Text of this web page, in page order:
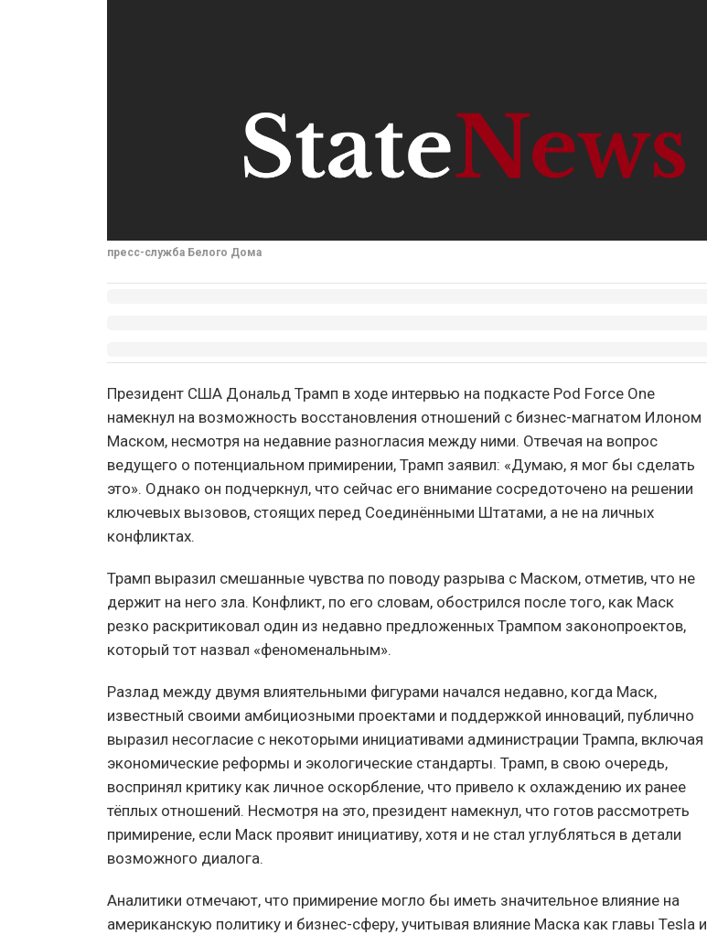
пресс-служба Белого Дома
Президент США Дональд Трамп в ходе интервью на подкасте Pod Force One
намекнул на возможность восстановления отношений с бизнес-магнатом Илоном
Маском, несмотря на недавние разногласия между ними. Отвечая на вопрос
ведущего о потенциальном примирении, Трамп заявил: «Думаю, я мог бы сделать
это». Однако он подчеркнул, что сейчас его внимание сосредоточено на решении
ключевых вызовов, стоящих перед Соединёнными Штатами, а не на личных
конфликтах.
Трамп выразил смешанные чувства по поводу разрыва с Маском, отметив, что не
держит на него зла. Конфликт, по его словам, обострился после того, как Маск
резко раскритиковал один из недавно предложенных Трампом законопроектов,
который тот назвал «феноменальным».
Разлад между двумя влиятельными фигурами начался недавно, когда Маск,
известный своими амбициозными проектами и поддержкой инноваций, публично
выразил несогласие с некоторыми инициативами администрации Трампа, включая
экономические реформы и экологические стандарты. Трамп, в свою очередь,
воспринял критику как личное оскорбление, что привело к охлаждению их ранее
тёплых отношений. Несмотря на это, президент намекнул, что готов рассмотреть
примирение, если Маск проявит инициативу, хотя и не стал углубляться в детали
возможного диалога.
Аналитики отмечают, что примирение могло бы иметь значительное влияние на
американскую политику и бизнес-сферу, учитывая влияние Маска как главы Tesla и